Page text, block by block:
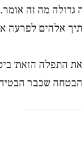
גדולה מה זה אומר.
אלהים לפרעה
התפלה הזאת׳
שכבר